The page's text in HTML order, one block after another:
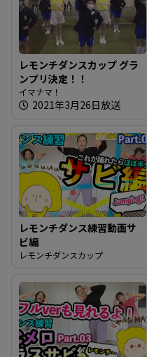
レモンチダンスカップ グラ
ンプリ決定！！
イマナマ！
2021年3月26日放送
レモンチダンス練習動画サ
ビ編
レモンチダンスカップ